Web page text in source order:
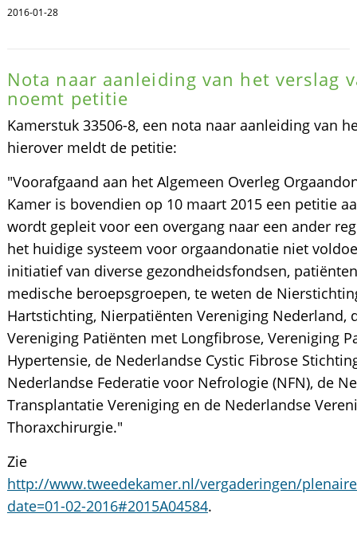
2016-01-28
Nota naar aanleiding van het verslag
noemt petitie
Kamerstuk 33506-8, een nota naar aanleiding van
hierover meldt de petitie:
"Voorafgaand aan het Algemeen Overleg
Kamer is bovendien op 10 maart 2015 een petitie
wordt gepleit voor een overgang naar een ander
het huidige systeem voor orgaandonatie niet
initiatief van diverse gezondheidsfondsen,
medische beroepsgroepen, te weten de
Hartstichting, Nierpatiënten Vereniging Nederland,
Vereniging Patiënten met Longfibrose, Vereniging
Hypertensie, de Nederlandse Cystic Fibrose
Nederlandse Federatie voor Nefrologie (NFN), de
Transplantatie Vereniging en de Nederlandse
Thoraxchirurgie."
Zie
http://www.tweedekamer.nl/vergaderingen/
date=01-02-2016#2015A04584.